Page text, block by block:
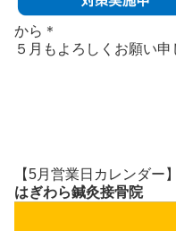
から＊
５月もよろしくお願い申
【5月営業日カレンダー】
はぎわら鍼灸接骨院